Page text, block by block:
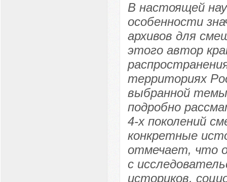
В настоящей
особенности
архивов для
этого автор
территориях
выбранной темы
подробно
4-х поколений
конкретные
отмечает, что
с
историков,